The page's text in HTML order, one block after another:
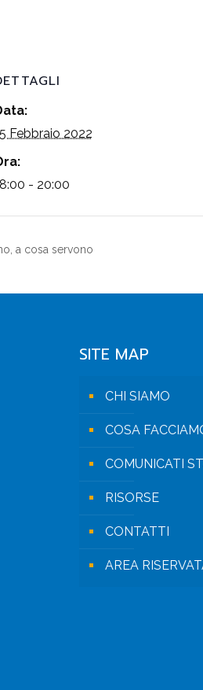
Febbraio 2022
- 20:00
a cosa servono
SITE MAP
CHI SIAMO
COSA
COMUNICATI
RISORSE
CONTATTI
AREA